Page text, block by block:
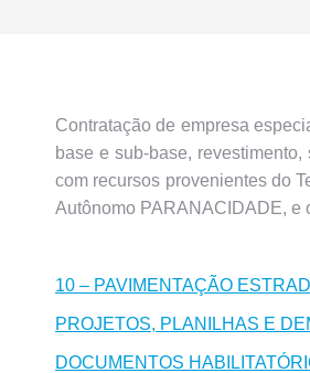
Contratação de empresa
base e sub-base,
com recursos provenientes do
Autônomo PARANACIDADE, e
10 – PAVIMENTAÇÃO
PROJETOS, PLANILHAS E
DOCUMENTOS